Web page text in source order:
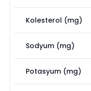
Kolesterol (mg)
Sodyum (mg)
Potasyum (mg)